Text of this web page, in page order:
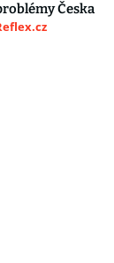
Česka